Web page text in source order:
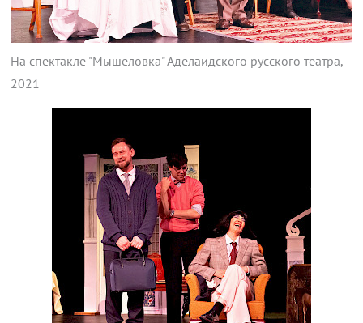
На спектакле "Мышеловка" Аделаидского русского театра,
2021